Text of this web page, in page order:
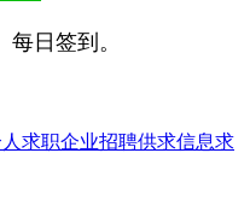
每日签到。
求职企业招聘供求信息求